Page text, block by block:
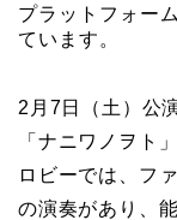
プラットフォー
ています。
2月7日（土）公
「ナニワノヲト
ロビーでは、フ
の演奏があり、